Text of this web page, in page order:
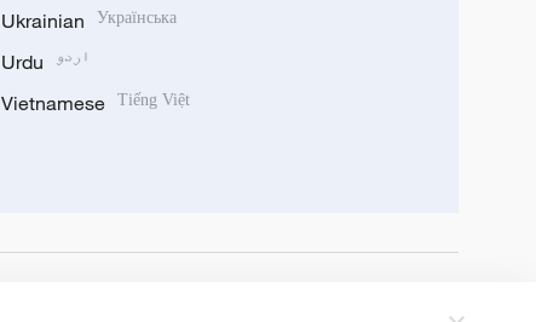
Ukrainian Українська
Urdu اردو
Vietnamese Tiếng Việt